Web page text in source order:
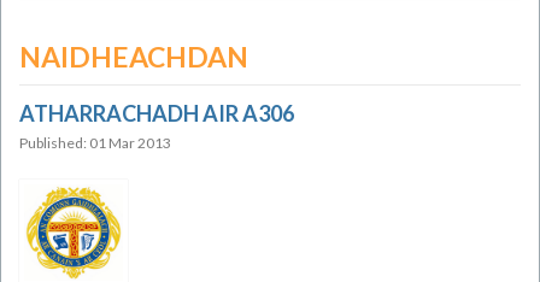
NAIDHEACHDAN
ATHARRACHADH AIR A306
Published: 01 Mar 2013